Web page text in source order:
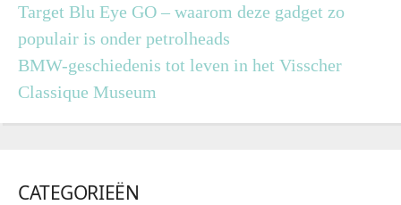
Target Blu Eye GO – waarom deze gadget zo
populair is onder petrolheads
BMW-geschiedenis tot leven in het Visscher
Classique Museum
CATEGORIEËN